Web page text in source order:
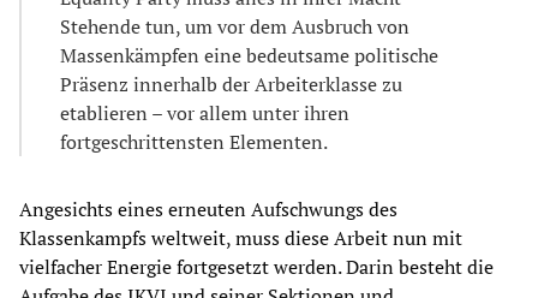
Stehende tun, um vor dem Ausbruch von
Massenkämpfen eine bedeutsame politische
Präsenz innerhalb der Arbeiterklasse zu
etablieren – vor allem unter ihren
fortgeschrittensten Elementen.
Angesichts eines erneuten Aufschwungs des
Klassenkampfs weltweit, muss diese Arbeit nun mit
vielfacher Energie fortgesetzt werden. Darin besteht die